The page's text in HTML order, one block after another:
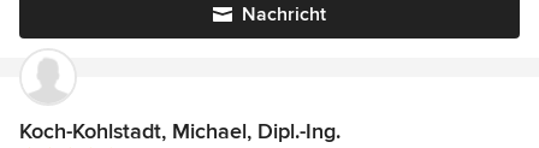
Nachricht
Koch-Kohlstadt, Michael, Dipl.-Ing.